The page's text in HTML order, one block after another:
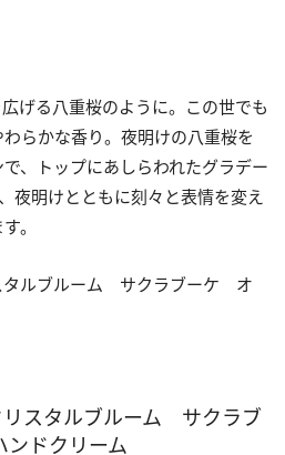
げる八重桜のように。この世でも
らかな香り。夜明けの八重桜を
、トップにあしらわれたグラデー
夜明けとともに刻々と表情を変え
。
ルブルーム サクラブーケ オ
スタルブルーム サクラブ
ドクリーム